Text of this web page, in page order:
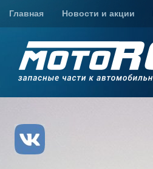
Главная Новости и акции